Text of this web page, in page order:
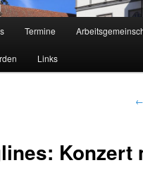
Termine
Links
←
Konzert